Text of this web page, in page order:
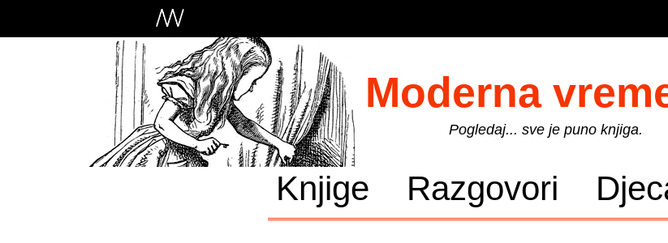
Moderna
Pogledaj... sve je puno knjiga.
Knjige Razgovori